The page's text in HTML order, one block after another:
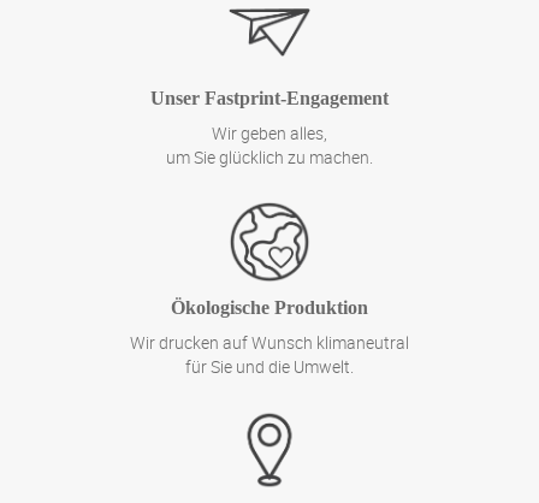
Unser Fastprint-Engagement
Wir geben alles,
um Sie glücklich zu machen.
Ökologische Produktion
Wir drucken auf Wunsch klimaneutral
für Sie und die Umwelt.